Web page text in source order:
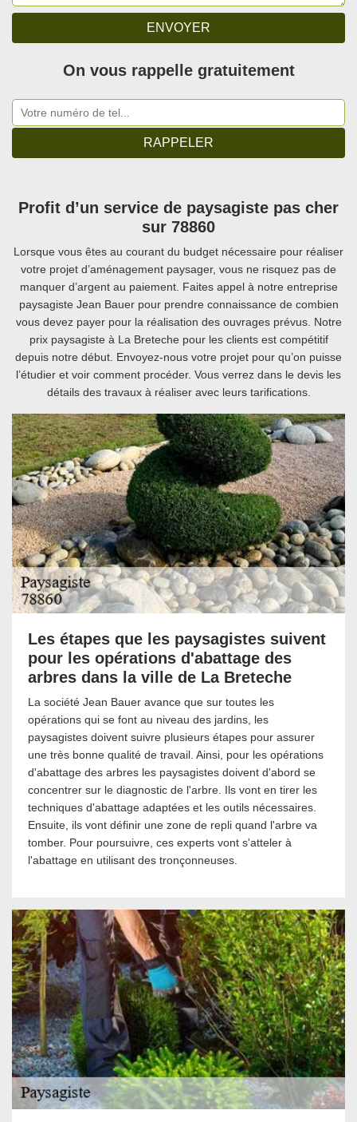
On vous rappelle gratuitement
Profit d’un service de paysagiste pas cher
sur 78860
Lorsque vous êtes au courant du budget nécessaire pour réaliser
votre projet d’aménagement paysager, vous ne risquez pas de
manquer d’argent au paiement. Faites appel à notre entreprise
paysagiste Jean Bauer pour prendre connaissance de combien
vous devez payer pour la réalisation des ouvrages prévus. Notre
prix paysagiste à La Breteche pour les clients est compétitif
depuis notre début. Envoyez-nous votre projet pour qu’on puisse
l’étudier et voir comment procéder. Vous verrez dans le devis les
détails des travaux à réaliser avec leurs tarifications.
Les étapes que les paysagistes suivent
pour les opérations d'abattage des
arbres dans la ville de La Breteche
La société Jean Bauer avance que sur toutes les
opérations qui se font au niveau des jardins, les
paysagistes doivent suivre plusieurs étapes pour assurer
une très bonne qualité de travail. Ainsi, pour les opérations
d'abattage des arbres les paysagistes doivent d'abord se
concentrer sur le diagnostic de l'arbre. Ils vont en tirer les
techniques d'abattage adaptées et les outils nécessaires.
Ensuite, ils vont définir une zone de repli quand l'arbre va
tomber. Pour poursuivre, ces experts vont s'atteler à
l'abattage en utilisant des tronçonneuses.